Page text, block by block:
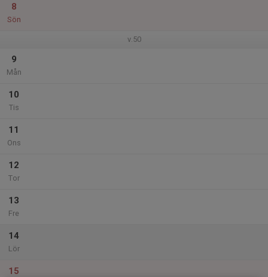
8
Sön
v.50
9
Mån
10
Tis
11
Ons
12
Tor
13
Fre
14
Lör
15